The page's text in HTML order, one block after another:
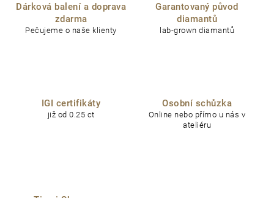
Dárková balení a doprava
zdarma
Pečujeme o naše klienty
Garantovaný původ
diamantů
lab-grown diamantů
IGI certifikáty
již od 0.25 ct
Osobní schůzka
Online nebo přímo u nás v
ateliéru